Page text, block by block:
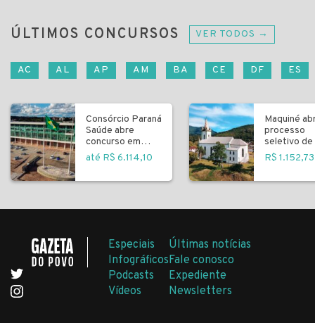
ÚLTIMOS CONCURSOS VER TODOS →
AC AL AP AM BA CE DF ES
Consórcio Paraná
Saúde abre
concurso em
Curitiba
até R$ 6.114,10
Maquiné
processo
seletivo de
R$ 1.152,73
Especiais
Infográficos
Podcasts
Vídeos
Últimas notícias
Fale conosco
Expediente
Newsletters